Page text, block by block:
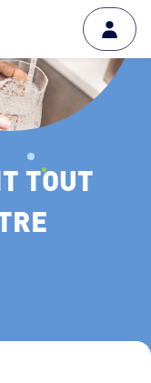
commune ?
TOUT